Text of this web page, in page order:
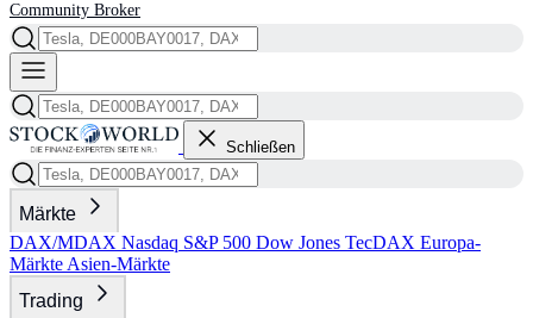
Community Broker
Schließen
Märkte
DAX/MDAX Nasdaq S&P 500 Dow Jones TecDAX Europa-
Märkte Asien-Märkte
Trading